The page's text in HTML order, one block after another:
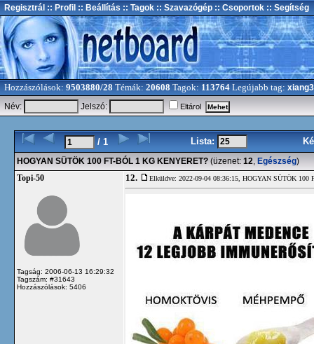
Regisztrál :: Profil :: Beállítás :: Tagok :: Szavazógép :: Csoportok :: Segítség
Hozzászólások: 9503880/28 Témák: 20608 Tagok: 113764 Legújabb tag:
Név:
Jelszó: Eltárol
/ 1 Lista:
HOGYAN SÜTÖK 100 FT-BÓL 1 KG KENYERET? (üzenet: 12, Egészség)
Topi-50
Tagság: 2006-06-13 16:29:32
Tagszám: #31643
Hozzászólások: 5406
12. Elküldve: 2022-09-04 08:36:15, HOGYAN SÜTÖK 100